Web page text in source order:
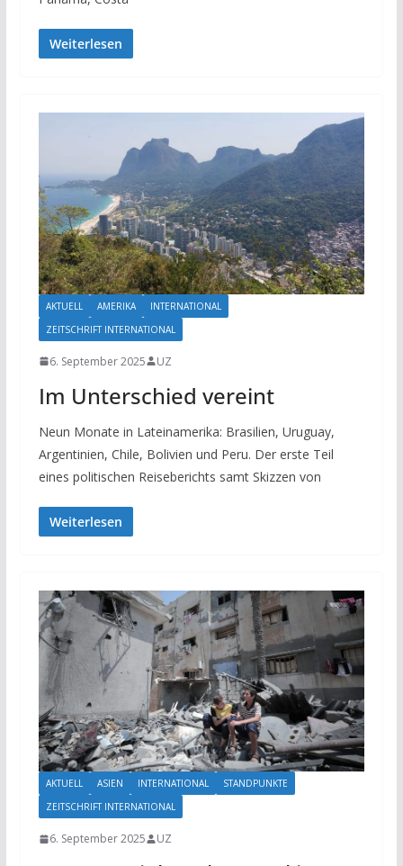
Weiterlesen
AKTUELL AMERIKA
INTERNATIONAL
ZEITSCHRIFT INTERNATIONAL
6. September 2025 UZ
Im Unterschied vereint
Neun Monate in Lateinamerika: Brasilien, Uruguay,
Argentinien, Chile, Bolivien und Peru. Der erste Teil
eines politischen Reiseberichts samt Skizzen von
Weiterlesen
AKTUELL ASIEN INTERNATIONAL
STANDPUNKTE
ZEITSCHRIFT INTERNATIONAL
6. September 2025 UZ